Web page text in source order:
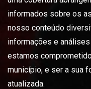
informados sobre os
nosso conteúdo
informações e análises
estamos
município, e ser a sua
atualizada.